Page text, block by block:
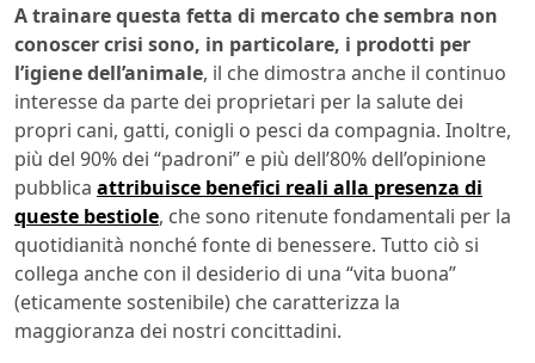
A trainare questa fetta di mercato che sembra non
conoscer crisi sono, in particolare, i prodotti per
l’igiene dell’animale, il che dimostra anche il continuo
interesse da parte dei proprietari per la salute dei
propri cani, gatti, conigli o pesci da compagnia. Inoltre,
più del 90% dei “padroni” e più dell’80% dell’opinione
pubblica attribuisce benefici reali alla presenza di
queste bestiole, che sono ritenute fondamentali per la
quotidianità nonché fonte di benessere. Tutto ciò si
collega anche con il desiderio di una “vita buona”
(eticamente sostenibile) che caratterizza la
maggioranza dei nostri concittadini.